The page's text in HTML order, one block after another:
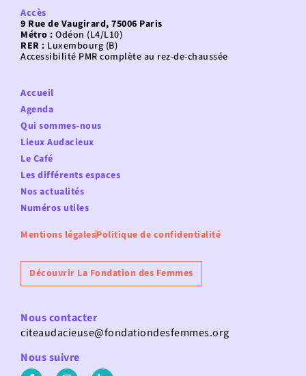
Accès
9 Rue de Vaugirard, 75006 Paris
Métro : Odéon (L4/L10)
RER : Luxembourg (B)
Accessibilité PMR complète au rez-de-chaussée
Accueil
Agenda
Qui sommes-nous
Lieux Audacieux
Le Café
Les différents espaces
Nos actualités
Numéros utiles
Mentions légalesPolitique de confidentialité
Découvrir La Fondation des Femmes
Nous contacter
citeaudacieuse@fondationdesfemmes.org
Nous suivre